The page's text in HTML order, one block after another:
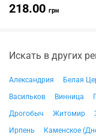
218.00 грн
Искать в других
Александрия Белая
Васильков
Винница
Дрогобыч
Житомир
Ирпень
Каменское